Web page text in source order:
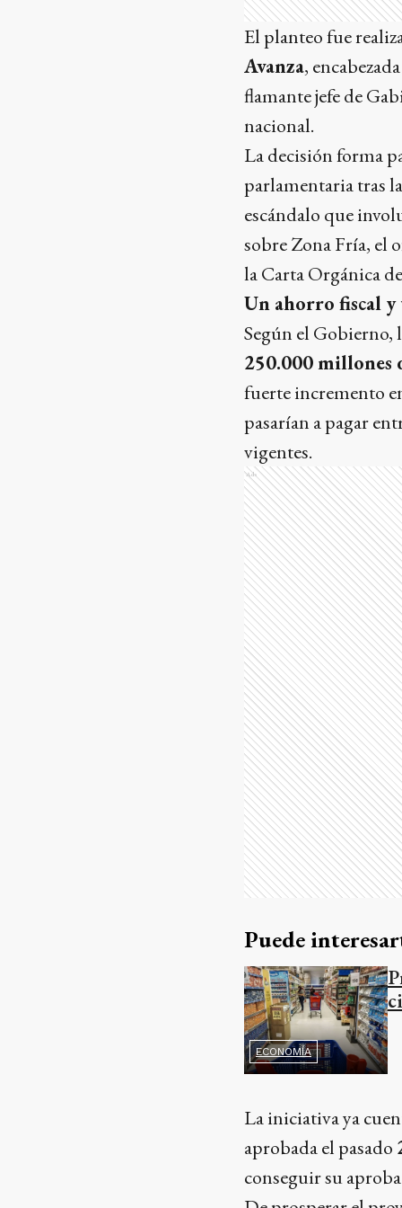
El planteo fue
Avanza,
flamante jefe de
nacional.
La decisión forma
parlamentaria tras
escándalo que
sobre Zona Fría, el
la Carta Orgánica
Un ahorro fiscal y
Según el
250.000 millones
fuerte incremento
pasarían a pagar
vigentes.
Ads
Puede
ECONOMÍA
La iniciativa ya
aprobada el pasado
conseguir su